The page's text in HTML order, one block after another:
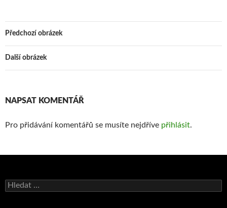
Předchozí obrázek
Další obrázek
NAPSAT KOMENTÁŘ
Pro přidávání komentářů se musíte nejdříve přihlásit.
Vyhledávání
Bruno Belan se radoval z triumfu na domácí dráze!